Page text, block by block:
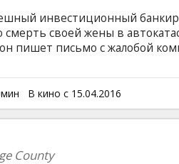
инвестиционный
смерть своей жены в
пишет письмо с жалобой
неуслышанным - на
компании Карэн. С ее помощью
но для этого ему
Фильм на английском
В кино с 15.04.2016
County